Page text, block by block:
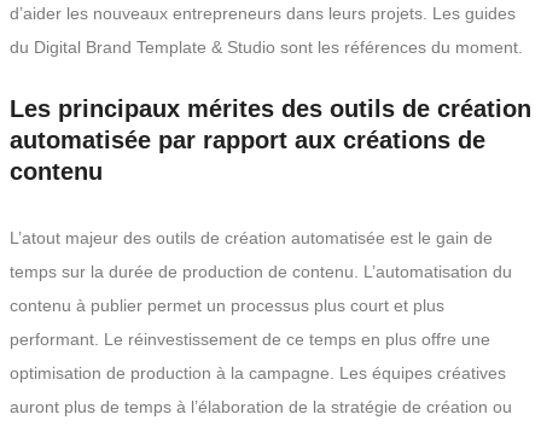
d’aider les nouveaux entrepreneurs dans leurs projets. Les guides
du Digital Brand Template & Studio sont les références du moment.
Les principaux mérites des outils de création
automatisée par rapport aux créations de
contenu
L’atout majeur des outils de création automatisée est le gain de
temps sur la durée de production de contenu. L’automatisation du
contenu à publier permet un processus plus court et plus
performant. Le réinvestissement de ce temps en plus offre une
optimisation de production à la campagne. Les équipes créatives
auront plus de temps à l’élaboration de la stratégie de création ou